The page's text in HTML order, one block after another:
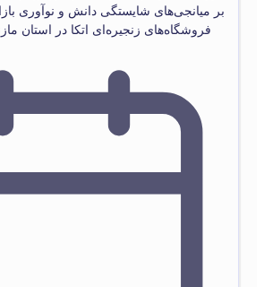
بر میانجی‌‏های شایستگی دانش و نوآوری
فروشگاه‌‏های زنجیره‏‌ای اتکا در استان